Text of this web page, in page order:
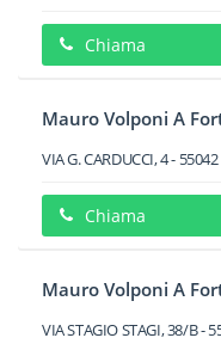
Chiama
Mauro Volponi A
VIA G. CARDUCCI, 4- 55042
Chiama
Mauro Volponi A
VIA STAGIO STAGI, 38/B-